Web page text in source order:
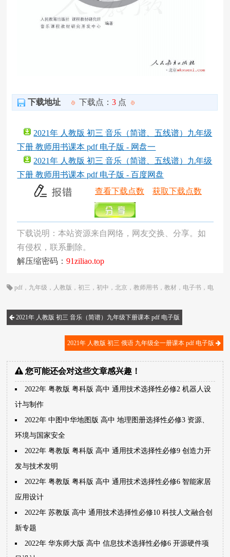
下载地址 下载点：3 点
2021年 人教版 初三 音乐（简谱、五线谱）九年级
下册 教师用书课本 pdf 电子版 - 网盘一
2021年 人教版 初三 音乐（简谱、五线谱）九年级
下册 教师用书课本 pdf 电子版 - 百度网盘
查看下载点数
获取下载点数
下载说明：本站资源来自网络，网友交换、分享。如
有侵权，联系删除。
解压缩密码：91ziliao.top
pdf ， 九年级 ， 人教版 ，初三 ，初中 ，北京 ，教师用书 ，教材 ， 电子书 ， 电
2021年 人教版 初三 音乐（简谱）九年级下册课本 pdf 电子版
2021年 人教版 初三 俄语 九年级全一册课本 pdf 电子版
您可能还会对这些文章感兴趣！
2022年 粤教版 粤科版 高中 通用技术选择性必修2 机器人设
计与制作
2022年 中图中华地图版 高中 地理图册选择性必修3 资源、
环境与国家安全
2022年 粤教版 粤科版 高中 通用技术选择性必修9 创造力开
发与技术发明
2022年 粤教版 粤科版 高中 通用技术选择性必修6 智能家居
应用设计
2022年 苏教版 高中 通用技术选择性必修10 科技人文融合创
新专题
2022年 华东师大版 高中 信息技术选择性必修6 开源硬件项